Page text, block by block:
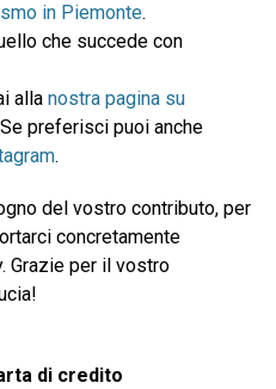
in Piemonte.
che succede con
alla nostra pagina su
preferisci puoi anche
.
del vostro contributo, per
concretamente
Grazie per il vostro
di credito